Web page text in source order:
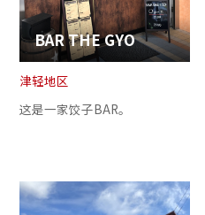
BAR THE GYO
津轻地区
这是一家饺子BAR。